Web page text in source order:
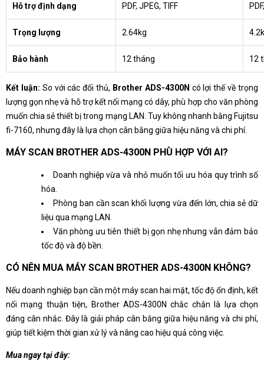
Hỗ trợ định dạng PDF, JPEG, TIFF
Trọng lượng 2.64kg
Bảo hành 12 tháng 12
Kết luận: So với các đối thủ, Brother ADS-4300N có lợi thế về trọng
lượng gọn nhẹ và hỗ trợ kết nối mạng có dây, phù hợp cho văn phòng
muốn chia sẻ thiết bị trong mạng LAN. Tuy không nhanh bằng Fujitsu
fi-7160, nhưng đây là lựa chọn cân bằng giữa hiệu năng và chi phí.
MÁY SCAN BROTHER ADS-4300N PHÙ HỢP VỚI AI?
Doanh nghiệp vừa và nhỏ muốn tối ưu hóa quy trình số
hóa.
Phòng ban cần scan khối lượng vừa đến lớn, chia sẻ dữ
liệu qua mạng LAN.
Văn phòng ưu tiên thiết bị gọn nhẹ nhưng vẫn đảm bảo
tốc độ và độ bền.
CÓ NÊN MUA MÁY SCAN BROTHER ADS-4300N KHÔNG?
Nếu doanh nghiệp bạn cần một máy scan hai mặt, tốc độ ổn định, kết
nối mạng thuận tiện, Brother ADS-4300N chắc chắn là lựa chọn
đáng cân nhắc. Đây là giải pháp cân bằng giữa hiệu năng và chi phí,
giúp tiết kiệm thời gian xử lý và nâng cao hiệu quả công việc.
Mua ngay tại đây: